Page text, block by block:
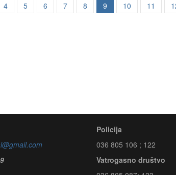
4 5 6 7 8 9 10 11
Policija
036 805 106 ; 122
Vatrogasno društvo